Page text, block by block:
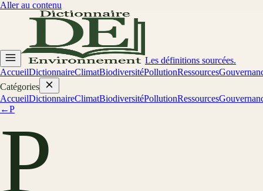
Aller au contenu
Les définitions sourcées.
AccueilDictionnaireClimatBiodiversitéPollutionRessources
Catégories
AccueilDictionnaireClimatBiodiversitéPollutionRessources
←P
P